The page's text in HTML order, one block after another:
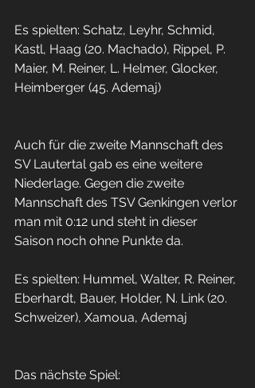
Es spielten: Schatz, Leyhr, Schmid,
Kastl, Haag (20. Machado), Rippel, P.
Maier, M. Reiner, L. Helmer, Glocker,
Heimberger (45. Ademaj)
Auch für die zweite Mannschaft des
SV Lautertal gab es eine weitere
Niederlage. Gegen die zweite
Mannschaft des TSV Genkingen verlor
man mit 0:12 und steht in dieser
Saison noch ohne Punkte da.
Es spielten: Hummel, Walter, R. Reiner,
Eberhardt, Bauer, Holder, N. Link (20.
Schweizer), Xamoua, Ademaj
Das nächste Spiel: